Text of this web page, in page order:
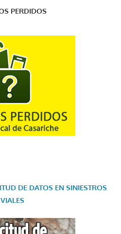
PERDIDOS
DE DATOS EN SINIESTROS
VIALES